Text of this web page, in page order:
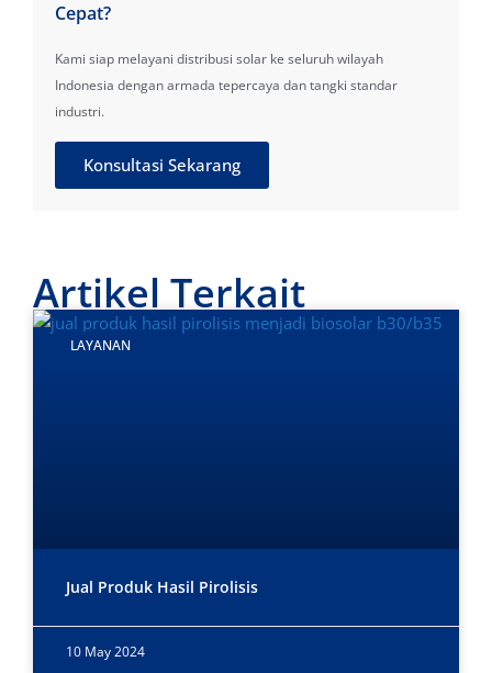
Cepat?
Kami siap melayani distribusi solar ke seluruh wilayah
Indonesia dengan armada tepercaya dan tangki standar
industri.
Konsultasi Sekarang
Artikel Terkait
LAYANAN
Jual Produk Hasil Pirolisis
10 May 2024